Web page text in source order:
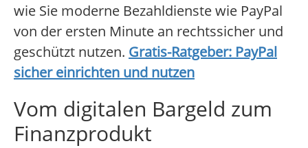
wie Sie moderne Bezahldienste wie PayPal
von der ersten Minute an rechtssicher und
geschützt nutzen. Gratis-Ratgeber: PayPal
sicher einrichten und nutzen
Vom digitalen Bargeld zum
Finanzprodukt